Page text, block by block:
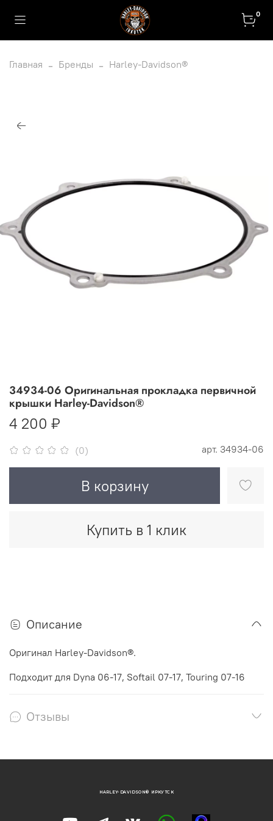
0
Главная Бренды Harley-Davidson®
(0) арт. 34934-06
34934-06 Оригинальная прокладка первичной
крышки Harley-Davidson®
4 200 ₽
В корзину
Купить в 1 клик
Описание
Оригинал Harley-Davidson®.
Подходит для Dyna 06-17, Softail 07-17, Touring 07-16
Отзывы
HARLEY-DAVIDSON® ИРКУТСК